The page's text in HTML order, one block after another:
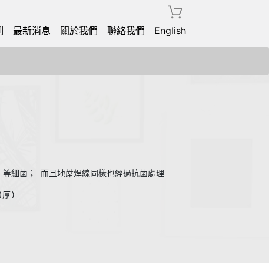
最新消息 關於我們 聯絡我們 English
等細菌； 而且地蓆焊線同樣也經過抗菌處理
(厚)